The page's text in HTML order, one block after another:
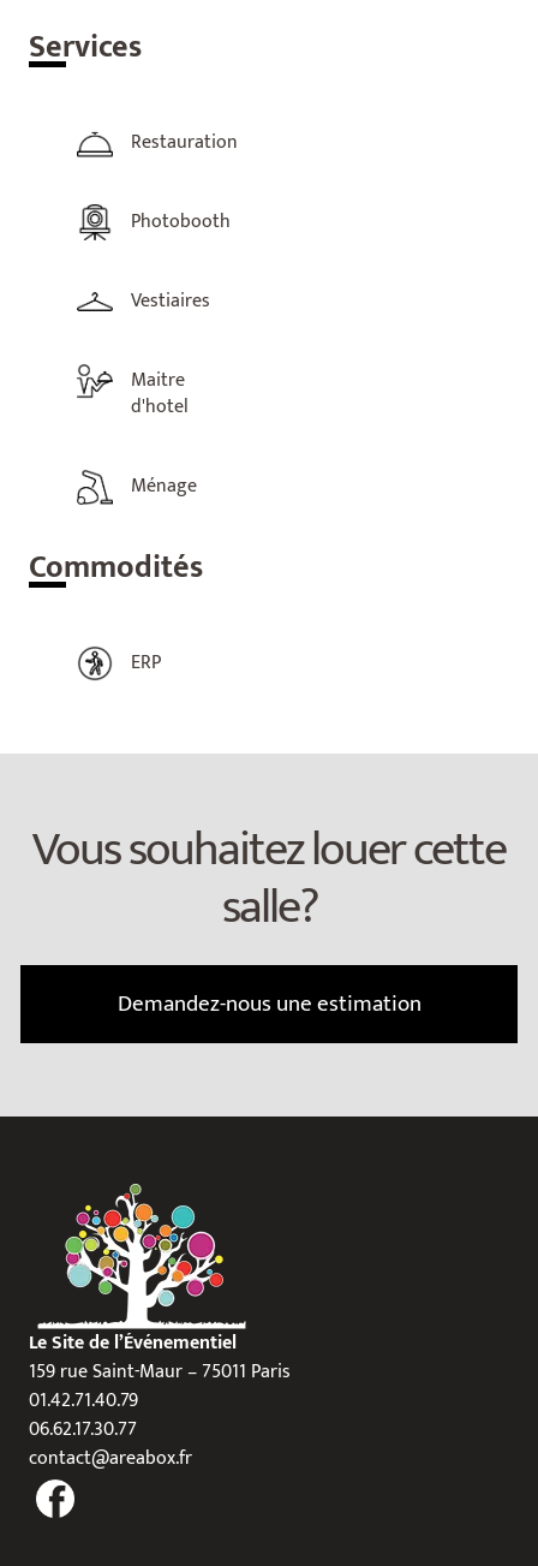
Services
Restauration
Photobooth
Vestiaires
Maitre
d'hotel
Ménage
Commodités
ERP
Vous souhaitez louer cette
salle?
Demandez-nous une estimation
Le Site de l’Événementiel
159 rue Saint-Maur – 75011 Paris
01.42.71.40.79
06.62.17.30.77
contact@areabox.fr